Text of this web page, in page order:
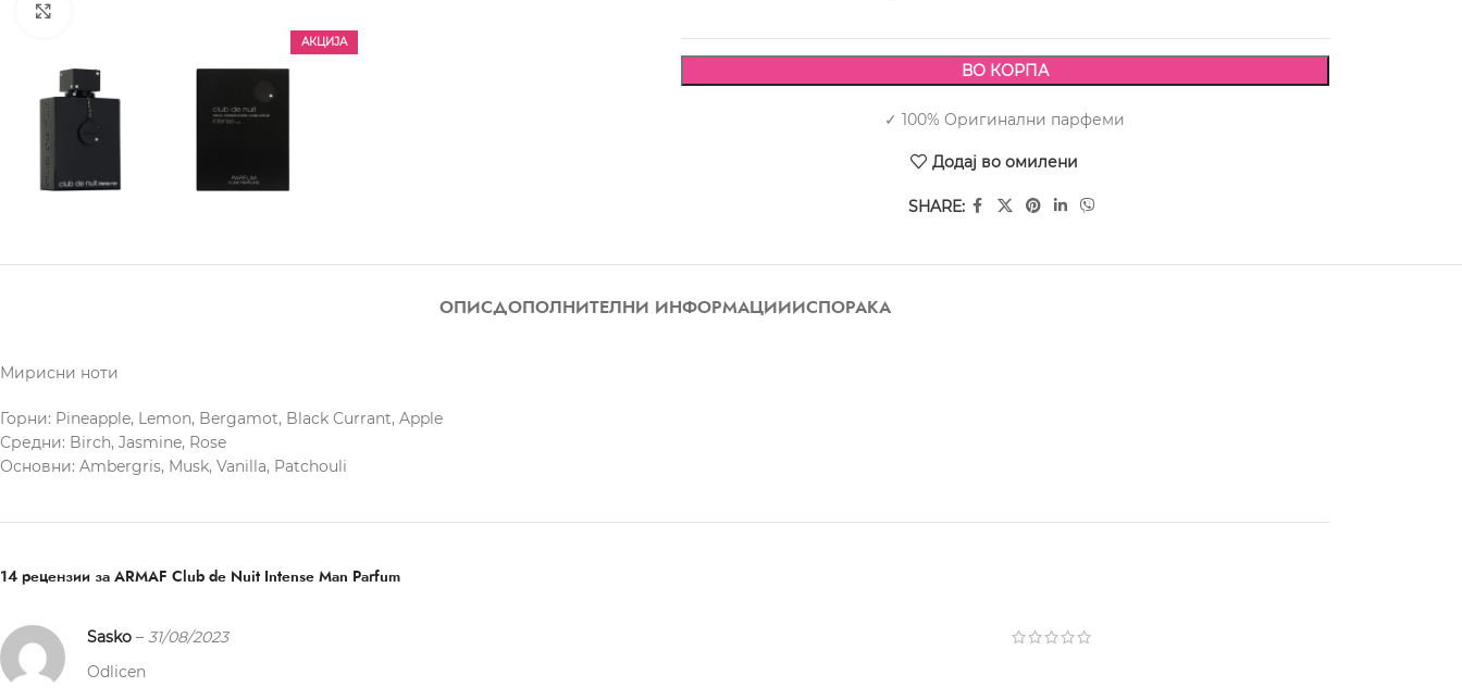
АКЦИЈА
ВО КОРПА
✓ 100% Оригинални парфеми
Додај во омилени
SHARE:
ОПИСДОПОЛНИТЕЛНИ ИНФОРМАЦИИИСПОРАКА
Мирисни ноти
Горни: Pineapple, Lemon, Bergamot, Black Currant, Apple
Средни: Birch, Jasmine, Rose
Основни: Ambergris, Musk, Vanilla, Patchouli
14 рецензии за ARMAF Club de Nuit Intense Man Parfum
Sasko – 31/08/2023
Odlicen